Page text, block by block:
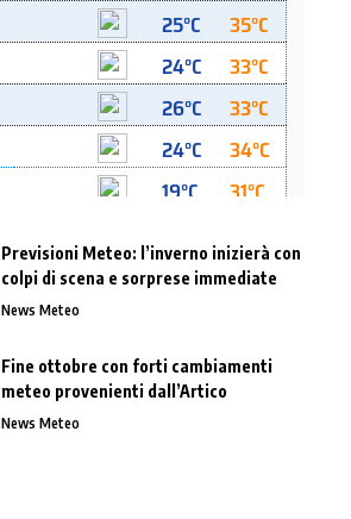
Previsioni Meteo: l’inverno inizierà con
colpi di scena e sorprese immediate
News Meteo
Fine ottobre con forti cambiamenti
meteo provenienti dall’Artico
News Meteo